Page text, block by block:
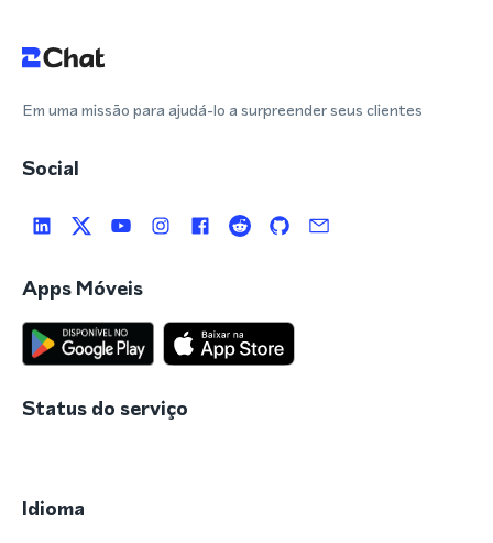
Em uma missão para ajudá-lo a surpreender seus clientes
Social
Apps Móveis
Status do serviço
Idioma